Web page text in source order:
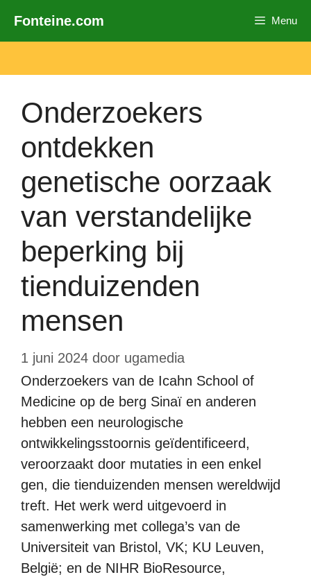
naar
inhoud
Fonteine.com Menu
Onderzoekers
ontdekken
genetische oorzaak
van verstandelijke
beperking bij
tienduizenden
mensen
1 juni 2024 door ugamedia
Onderzoekers van de Icahn School of
Medicine op de berg Sinaï en anderen
hebben een neurologische
ontwikkelingsstoornis geïdentificeerd,
veroorzaakt door mutaties in een enkel
gen, die tienduizenden mensen wereldwijd
treft. Het werk werd uitgevoerd in
samenwerking met collega’s van de
Universiteit van Bristol, VK; KU Leuven,
België; en de NIHR BioResource,